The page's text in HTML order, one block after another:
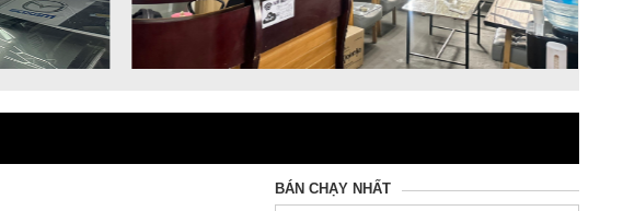
BÁN CHẠY NHẤT